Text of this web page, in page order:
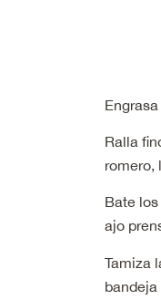
Ralla
romero,
Bate
ajo
Tamiza
bandeja